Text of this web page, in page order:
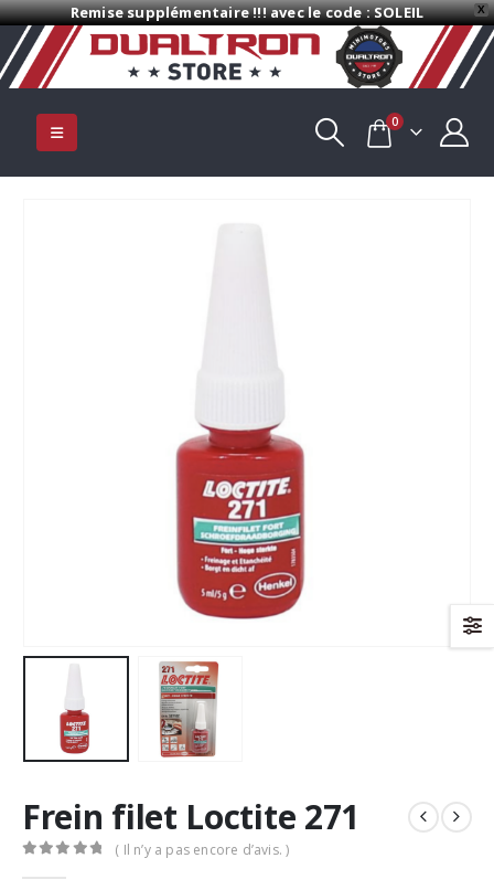
X
Remise supplémentaire !!! avec le code : SOLEIL
0
Frein filet Loctite 271
( Il n’y a pas encore d’avis. )